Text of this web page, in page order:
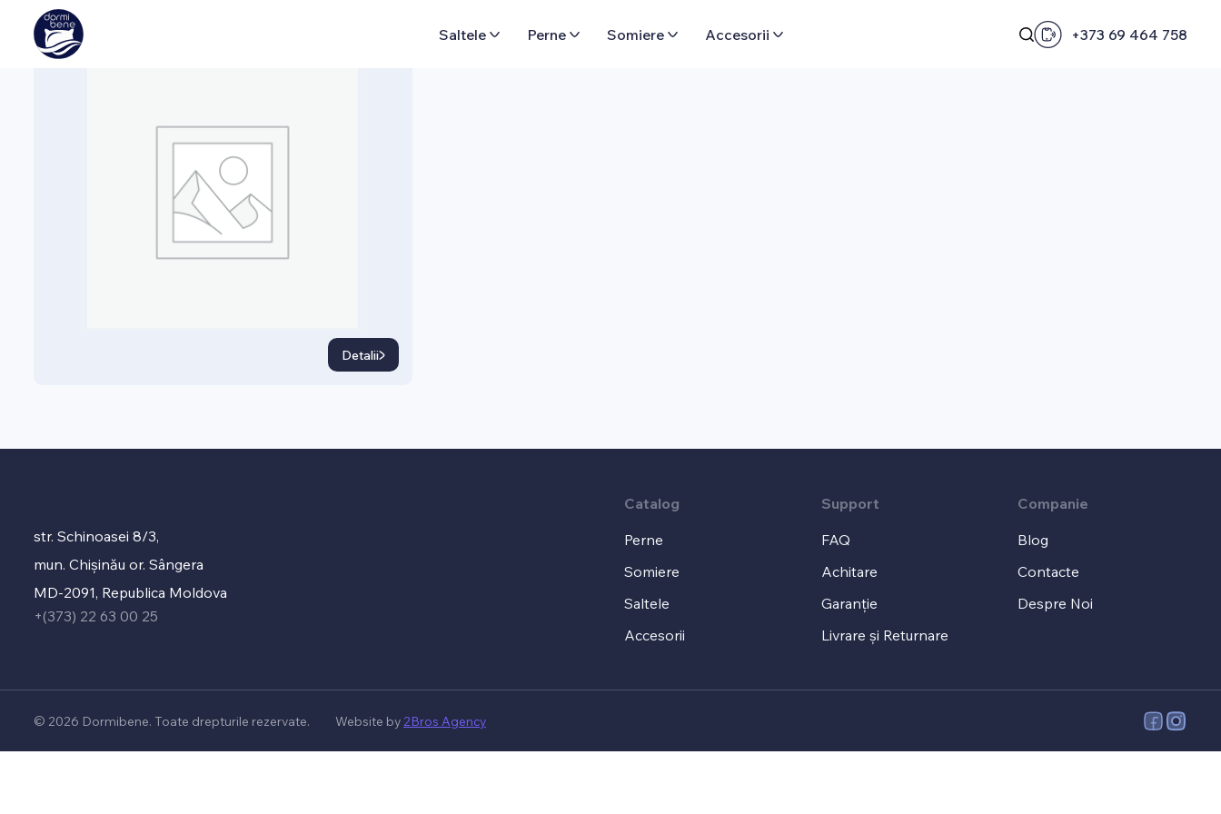
Saltele Perne Somiere Accesorii +373 69 464 758
SOMIERE
Miro Promo
Detalii
str. Schinoasei 8/3,
mun. Chișinău or. Sângera
MD-2091, Republica Moldova
+(373) 22 63 00 25
Catalog
Perne
Somiere
Saltele
Accesorii
Support
FAQ
Achitare
Garanție
Livrare și Returnare
Companie
Blog
Contacte
Despre Noi
© 2026 Dormibene. Toate drepturile rezervate. Website by 2Bros Agency